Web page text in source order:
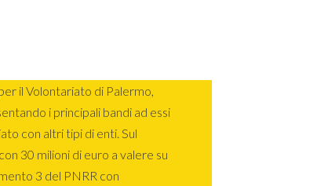
il Volontariato di Palermo,
i principali bandi ad essi
con altri tipi di enti. Sul
30 milioni di euro a valere su
3 del PNRR con